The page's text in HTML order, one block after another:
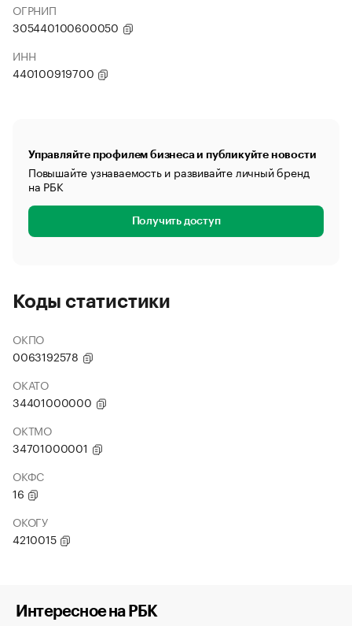
ОГРНИП
305440100600050
ИНН
440100919700
Управляйте профилем бизнеса и публикуйте новости
Повышайте узнаваемость и развивайте личный бренд
на РБК
Получить доступ
Коды статистики
ОКПО
0063192578
ОКАТО
34401000000
ОКТМО
34701000001
ОКФС
16
ОКОГУ
4210015
Интересное на РБК